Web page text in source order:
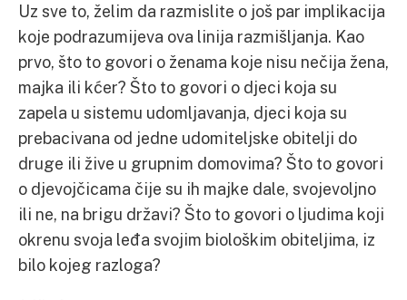
Uz sve to, želim da razmislite o još par implikacija
koje podrazumijeva ova linija razmišljanja. Kao
prvo, što to govori o ženama koje nisu nečija žena,
majka ili kćer? Što to govori o djeci koja su
zapela u sistemu udomljavanja, djeci koja su
prebacivana od jedne udomiteljske obitelji do
druge ili žive u grupnim domovima? Što to govori
o djevojčicama čije su ih majke dale, svojevoljno
ili ne, na brigu državi? Što to govori o ljudima koji
okrenu svoja leđa svojim biološkim obiteljima, iz
bilo kojeg razloga?